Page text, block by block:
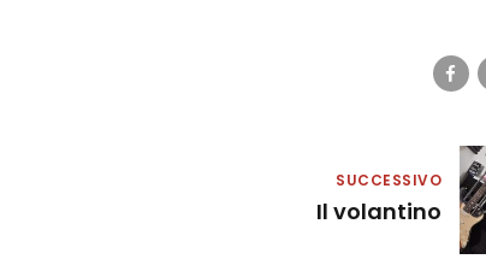
SUCCESSIVO
Il volantino